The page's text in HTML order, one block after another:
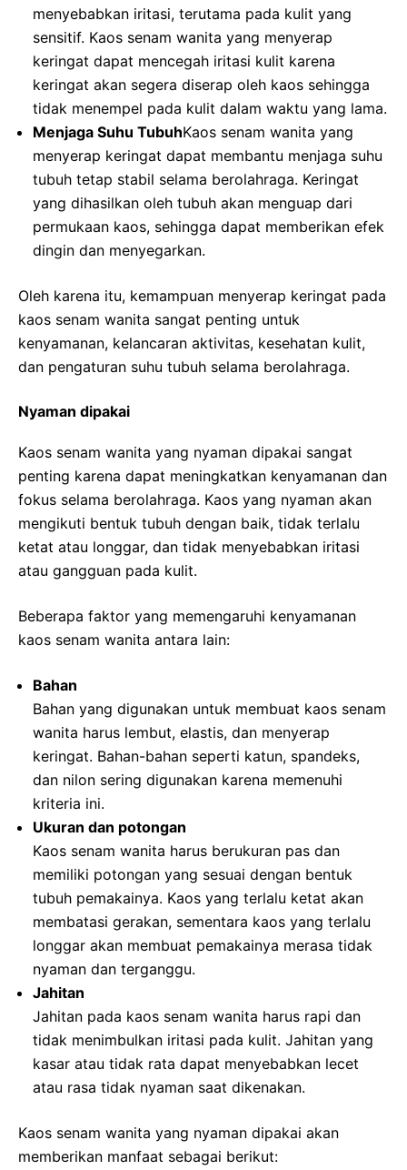
menyebabkan iritasi, terutama pada kulit yang
sensitif. Kaos senam wanita yang menyerap
keringat dapat mencegah iritasi kulit karena
keringat akan segera diserap oleh kaos sehingga
tidak menempel pada kulit dalam waktu yang lama.
Menjaga Suhu TubuhKaos senam wanita yang
menyerap keringat dapat membantu menjaga suhu
tubuh tetap stabil selama berolahraga. Keringat
yang dihasilkan oleh tubuh akan menguap dari
permukaan kaos, sehingga dapat memberikan efek
dingin dan menyegarkan.
Oleh karena itu, kemampuan menyerap keringat pada
kaos senam wanita sangat penting untuk
kenyamanan, kelancaran aktivitas, kesehatan kulit,
dan pengaturan suhu tubuh selama berolahraga.
Nyaman dipakai
Kaos senam wanita yang nyaman dipakai sangat
penting karena dapat meningkatkan kenyamanan dan
fokus selama berolahraga. Kaos yang nyaman akan
mengikuti bentuk tubuh dengan baik, tidak terlalu
ketat atau longgar, dan tidak menyebabkan iritasi
atau gangguan pada kulit.
Beberapa faktor yang memengaruhi kenyamanan
kaos senam wanita antara lain:
Bahan
Bahan yang digunakan untuk membuat kaos senam
wanita harus lembut, elastis, dan menyerap
keringat. Bahan-bahan seperti katun, spandeks,
dan nilon sering digunakan karena memenuhi
kriteria ini.
Ukuran dan potongan
Kaos senam wanita harus berukuran pas dan
memiliki potongan yang sesuai dengan bentuk
tubuh pemakainya. Kaos yang terlalu ketat akan
membatasi gerakan, sementara kaos yang terlalu
longgar akan membuat pemakainya merasa tidak
nyaman dan terganggu.
Jahitan
Jahitan pada kaos senam wanita harus rapi dan
tidak menimbulkan iritasi pada kulit. Jahitan yang
kasar atau tidak rata dapat menyebabkan lecet
atau rasa tidak nyaman saat dikenakan.
Kaos senam wanita yang nyaman dipakai akan
memberikan manfaat sebagai berikut: